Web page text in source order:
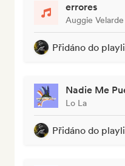
errores
Auggie Velarde
Přidáno do
Nadie Me
Lo La
Přidáno do